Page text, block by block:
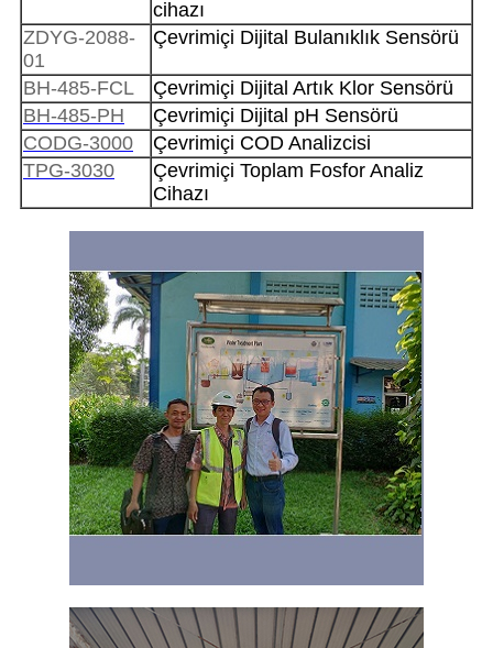
cihazı
ZDYG-2088-
01
Çevrimiçi Dijital Bulanıklık Sensörü
BH-485-FCL
Çevrimiçi Dijital Artık Klor Sensörü
BH-485-PH
Çevrimiçi Dijital pH Sensörü
CODG-3000
Çevrimiçi COD Analizcisi
TPG-3030
Çevrimiçi Toplam Fosfor Analiz
Cihazı